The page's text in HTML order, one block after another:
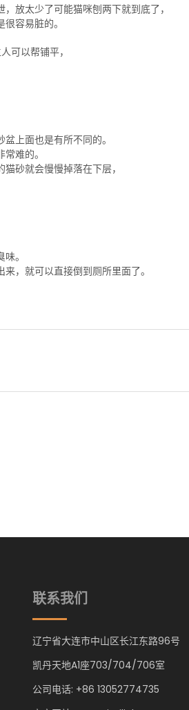
放太少了可能猫咪刨两下就到底了，
容易脏的。
可以帮铺平，
上面也是有所不同的。
难的。
砂就会慢慢掉落在下层，
。
，就可以直接倒到厕所里面了。
联系我们
辽宁省大连市中山区长江东路96号
凯丹天地A1座703/704/706室
公司电话: +86 13052774735